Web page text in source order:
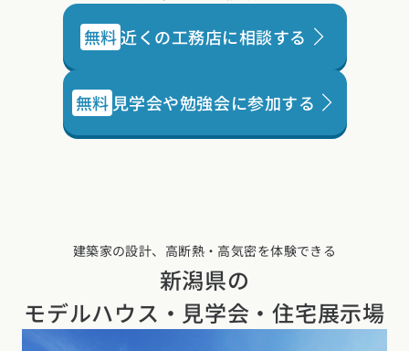
無料近くの工務店に相談する
無料 見学会や勉強会に参加する
建築家の設計、高断熱・高気密を体験できる
新潟県の
モデルハウス・見学会・住宅展示場